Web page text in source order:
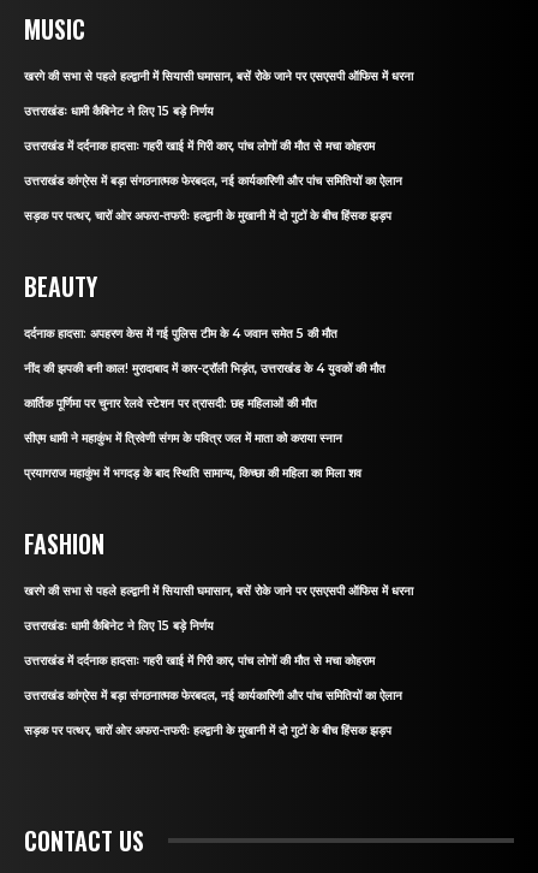
MUSIC
खरगे की सभा से पहले हल्द्वानी में सियासी घमासान, बसें रोके जाने पर एसएसपी ऑफिस में धरना
उत्तराखंडः धामी कैबिनेट ने लिए 15 बड़े निर्णय
उत्तराखंड में दर्दनाक हादसाः गहरी खाई में गिरी कार, पांच लोगों की मौत से मचा कोहराम
उत्तराखंड कांग्रेस में बड़ा संगठनात्मक फेरबदल, नई कार्यकारिणी और पांच समितियों का ऐलान
सड़क पर पत्थर, चारों ओर अफरा-तफरीः हल्द्वानी के मुखानी में दो गुटों के बीच हिंसक झड़प
BEAUTY
दर्दनाक हादसा: अपहरण केस में गई पुलिस टीम के 4 जवान समेत 5 की मौत
नींद की झपकी बनी काल! मुरादाबाद में कार-ट्रॉली भिड़ंत, उत्तराखंड के 4 युवकों की मौत
कार्तिक पूर्णिमा पर चुनार रेलवे स्टेशन पर त्रासदी: छह महिलाओं की मौत
सीएम धामी ने महाकुंभ में त्रिवेणी संगम के पवित्र जल में माता को कराया स्नान
प्रयागराज महाकुंभ में भगदड़ के बाद स्थिति सामान्य, किच्छा की महिला का मिला शव
FASHION
खरगे की सभा से पहले हल्द्वानी में सियासी घमासान, बसें रोके जाने पर एसएसपी ऑफिस में धरना
उत्तराखंडः धामी कैबिनेट ने लिए 15 बड़े निर्णय
उत्तराखंड में दर्दनाक हादसाः गहरी खाई में गिरी कार, पांच लोगों की मौत से मचा कोहराम
उत्तराखंड कांग्रेस में बड़ा संगठनात्मक फेरबदल, नई कार्यकारिणी और पांच समितियों का ऐलान
सड़क पर पत्थर, चारों ओर अफरा-तफरीः हल्द्वानी के मुखानी में दो गुटों के बीच हिंसक झड़प
CONTACT US